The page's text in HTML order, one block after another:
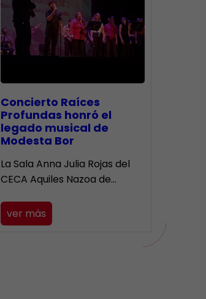
​Concierto Raíces
Profundas honró el
legado musical de
Modesta Bor
La Sala Anna Julia Rojas del
CECA Aquiles Nazoa de…
ver más